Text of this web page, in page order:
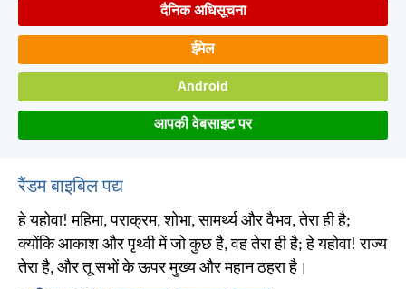
दैनिक अधिसूचना
ईमेल
Android
आपकी वेबसाइट पर
रैंडम बाइबिल पद्य
हे यहोवा! महिमा, पराक्रम, शोभा, सामर्थ्य और वैभव, तेरा ही है;
क्योंकि आकाश और पृथ्वी में जो कुछ है, वह तेरा ही है; हे यहोवा! राज्य
तेरा है, और तू सभों के ऊपर मुख्य और महान ठहरा है।